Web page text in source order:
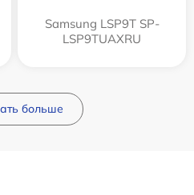
Samsung LSP9T SP-
LSP9TUAXRU
больше